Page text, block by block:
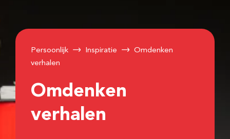
Persoonlijk Inspiratie
Omdenken
verhalen
Omdenken
verhalen